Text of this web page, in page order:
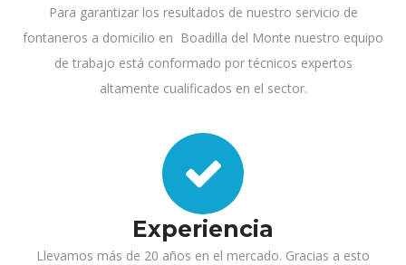
Para garantizar los resultados de nuestro servicio de
fontaneros a domicilio en Boadilla del Monte nuestro equipo
de trabajo está conformado por técnicos expertos
altamente cualificados en el sector.
Experiencia
Llevamos más de 20 años en el mercado. Gracias a esto